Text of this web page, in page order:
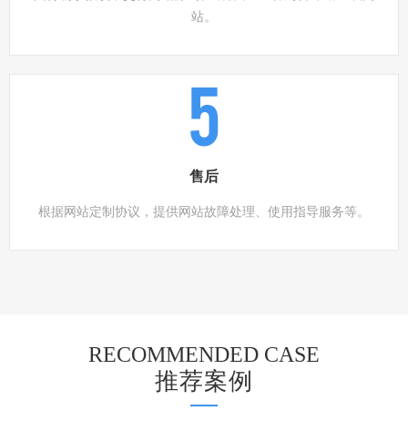
站。
5
售后
根据网站定制协议，提供网站故障处理、使用指导服务等。
RECOMMENDED CASE
推荐案例